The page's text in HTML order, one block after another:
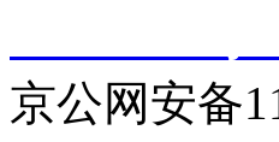
京公网安备